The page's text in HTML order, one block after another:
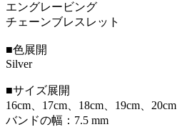
エングレービング
チェーンブレスレット
■色展開
Silver
■サイズ展開
16cm、17cm、18cm、19cm、20cm
バンドの幅：7.5 mm